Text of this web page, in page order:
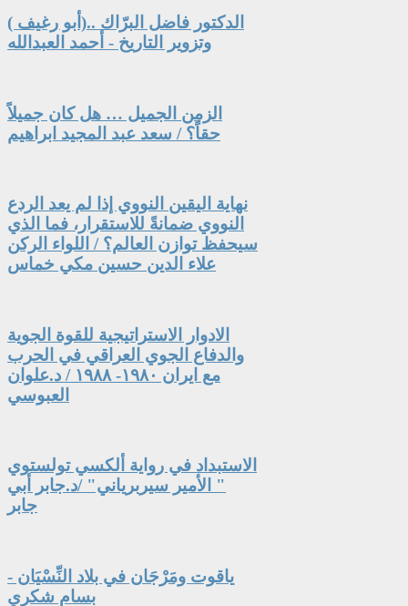
الدكتور فاضل البرّاك ..(أبو رغيف )
وتزوير التاريخ - أحمد العبدالله
الزمن الجميل … هل كان جميلاً
حقاً؟ / سعد عبد المجيد ابراهيم
نهاية اليقين النووي إذا لم يعد الردع
النووي ضمانةً للاستقرار، فما الذي
سيحفظ توازن العالم؟ / اللواء الركن
علاء الدين حسين مكي خماس
الادوار الاستراتيجية للقوة الجوية
والدفاع الجوي العراقي في الحرب
مع ايران ١٩٨٠- ١٩٨٨ / د.علوان
العبوسي
الاستبداد في رواية ألكسي تولستوي
" الأمير سيربرياني" /د.جابر أبي
جابر
ياقوت ومَرْجَان في بلاد النِّسْيَان -
بسام شكري